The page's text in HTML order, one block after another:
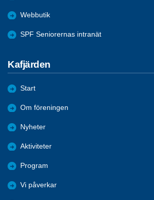
Webbutik
SPF Seniorernas intranät
Kafjärden
Start
Om föreningen
Nyheter
Aktiviteter
Program
Vi påverkar